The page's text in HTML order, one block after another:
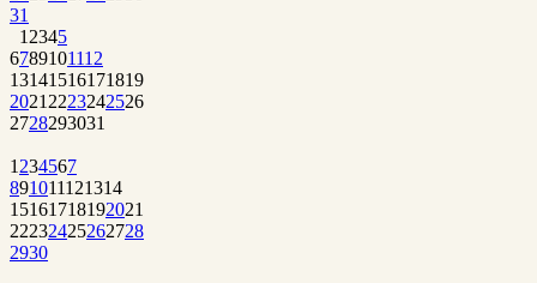
31
1 2345
6789101112
13141516171819
2021 2223242526
2728293031
1 234567
891011121314
15161718192021
22232425262728
2930